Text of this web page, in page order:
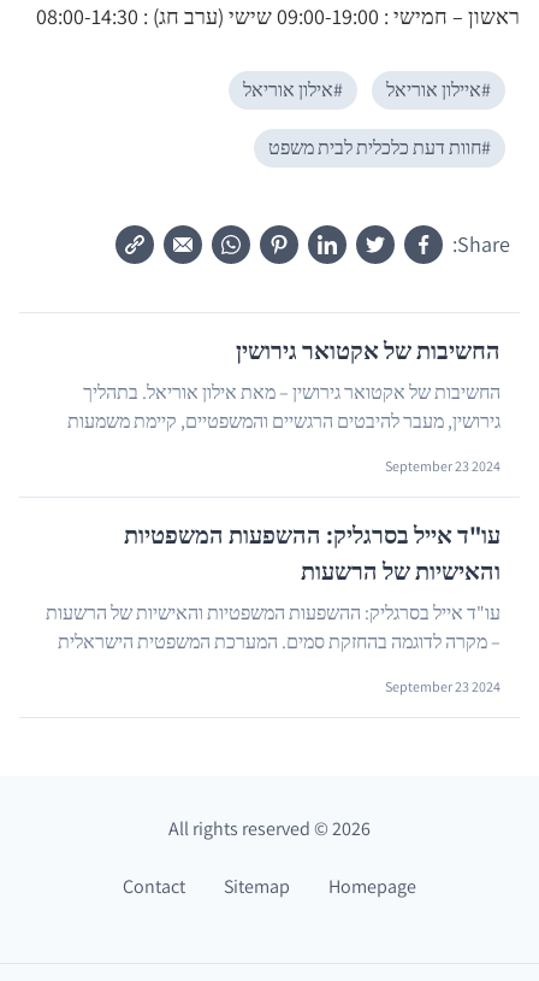
ראשון – חמישי : 09:00-19:00 שישי (ערב חג) : 08:00-14:30
#איילון אוריאל #אילון אוריאל
#חוות דעת כלכלית לבית משפט
Share:
החשיבות של אקטואר גירושין
החשיבות של אקטואר גירושין – מאת אילון אוריאל. בתהליך
גירושין, מעבר להיבטים הרגשיים והמשפטיים, קיימת משמעות
September 23 2024
עו"ד אייל בסרגליק: ההשפעות המשפטיות
והאישיות של הרשעות
עו"ד אייל בסרגליק: ההשפעות המשפטיות והאישיות של הרשעות
– מקרה לדוגמה בהחזקת סמים. המערכת המשפטית הישראלית
September 23 2024
All rights reserved©2026
Homepage
Sitemap
Contact